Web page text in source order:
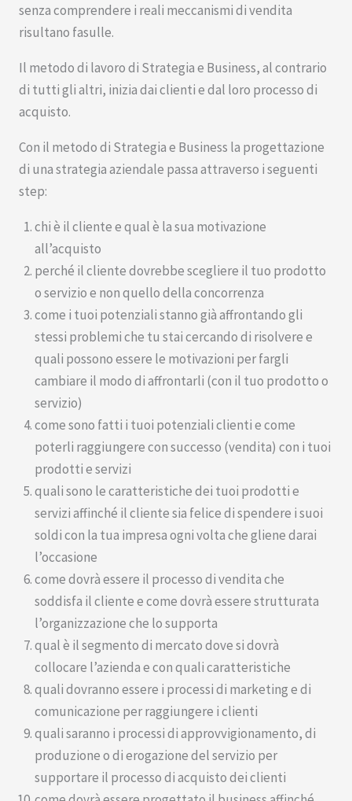
senza comprendere i reali meccanismi di vendita
risultano fasulle.
Il metodo di lavoro di Strategia e Business, al contrario
di tutti gli altri, inizia dai clienti e dal loro processo di
acquisto.
Con il metodo di Strategia e Business la progettazione
di una strategia aziendale passa attraverso i seguenti
step:
chi è il cliente e qual è la sua motivazione
all’acquisto
perché il cliente dovrebbe scegliere il tuo prodotto
o servizio e non quello della concorrenza
come i tuoi potenziali stanno già affrontando gli
stessi problemi che tu stai cercando di risolvere e
quali possono essere le motivazioni per fargli
cambiare il modo di affrontarli (con il tuo prodotto o
servizio)
come sono fatti i tuoi potenziali clienti e come
poterli raggiungere con successo (vendita) con i tuoi
prodotti e servizi
quali sono le caratteristiche dei tuoi prodotti e
servizi affinché il cliente sia felice di spendere i suoi
soldi con la tua impresa ogni volta che gliene darai
l’occasione
come dovrà essere il processo di vendita che
soddisfa il cliente e come dovrà essere strutturata
l’organizzazione che lo supporta
qual è il segmento di mercato dove si dovrà
collocare l’azienda e con quali caratteristiche
quali dovranno essere i processi di marketing e di
comunicazione per raggiungere i clienti
quali saranno i processi di approvvigionamento, di
produzione o di erogazione del servizio per
supportare il processo di acquisto dei clienti